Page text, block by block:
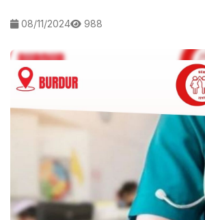
08/11/2024 988